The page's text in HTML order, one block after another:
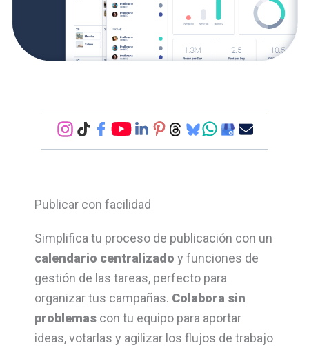
Publicar con facilidad
Simplifica tu proceso de publicación con un
calendario centralizado y funciones de
gestión de las tareas, perfecto para
organizar tus campañas. Colabora sin
problemas con tu equipo para aportar
ideas, votarlas y agilizar los flujos de trabajo